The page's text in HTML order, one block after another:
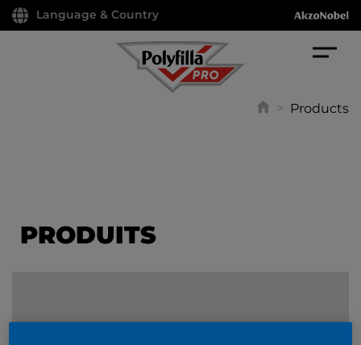
Language & Country
> Products
PRODUITS